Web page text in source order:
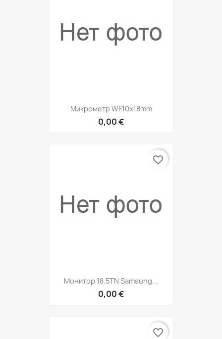
Микрометр WF10x18mm
0,00 €
Монитор 18.5TN Samsung...
0,00 €
favorite_border
favorite_border